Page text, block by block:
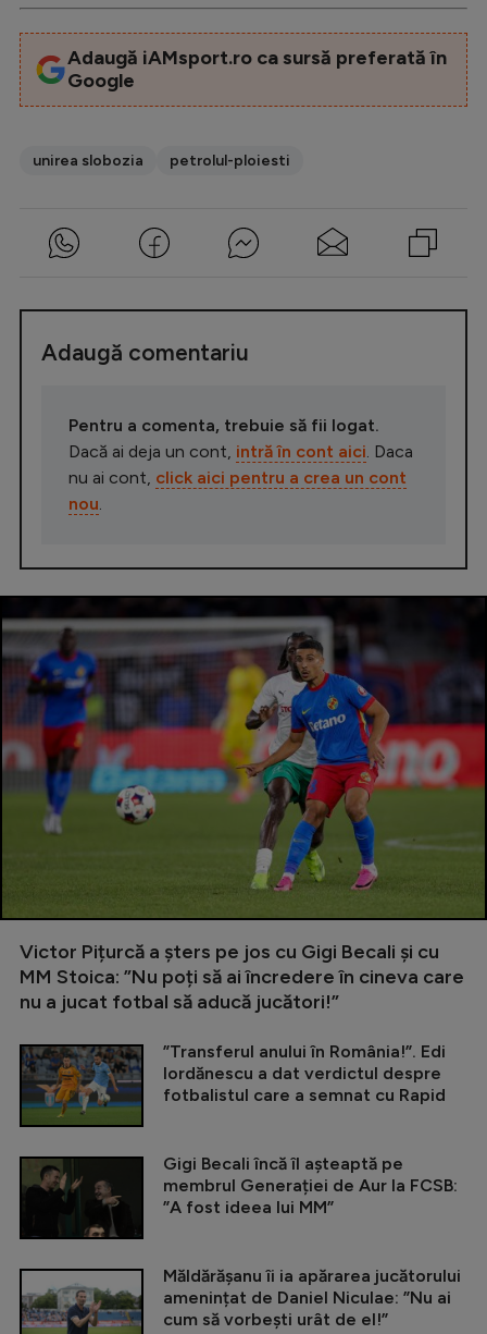
Adaugă iAMsport.ro ca sursă preferată în
Google
unirea slobozia petrolul-ploiesti
Adaugă comentariu
Pentru a comenta, trebuie să fii logat.
Dacă ai deja un cont, intră în cont aici . Daca
nu ai cont, click aici pentru a crea un cont
nou
Victor Pițurcă a șters pe jos cu Gigi Becali și cu
MM Stoica: ”Nu poți să ai încredere în cineva care
nu a jucat fotbal să aducă jucători!”
”Transferul anului în România!”. Edi
Iordănescu a dat verdictul despre
fotbalistul care a semnat cu Rapid
Gigi Becali încă îl așteaptă pe
membrul Generației de Aur la FCSB:
”A fost ideea lui MM”
Măldărășanu îi ia apărarea jucătorului
amenințat de Daniel Niculae: ”Nu ai
cum să vorbești urât de el!”